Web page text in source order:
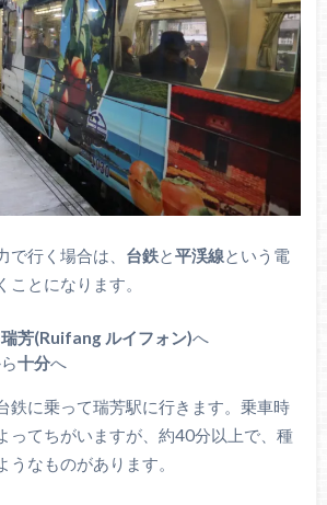
で行く場合は、 台鉄と平渓線という電
とになります。
瑞芳(Ruifang ルイフォン)へ
十分へ
鉄に乗って瑞芳駅に行きます。乗車時
ってちがいますが、約40分以上で、種
なものがあります。